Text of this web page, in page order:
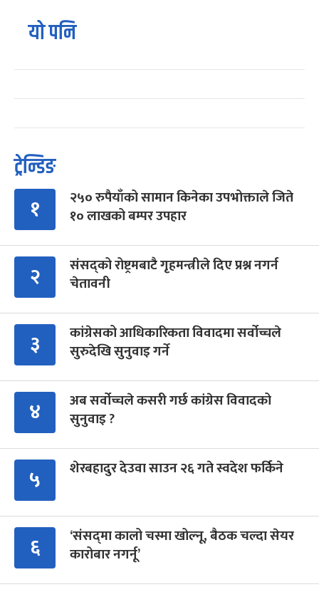
यो पनि
ट्रेन्डिङ
१
२५० रुपैयाँको सामान किनेका उपभोक्ताले जिते
१० लाखको बम्पर उपहार
२
संसद्को रोष्ट्रमबाटै गृहमन्त्रीले दिए प्रश्न नगर्न
चेतावनी
३
कांग्रेसको आधिकारिकता विवादमा सर्वोच्चले
सुरुदेखि सुनुवाइ गर्ने
४
अब सर्वोच्चले कसरी गर्छ कांग्रेस विवादको
सुनुवाइ ?
५ शेरबहादुर देउवा साउन २६ गते स्वदेश फर्किने
६
‘संसद्‍मा कालो चस्मा खोल्नू, बैठक चल्दा सेयर
कारोबार नगर्नू’